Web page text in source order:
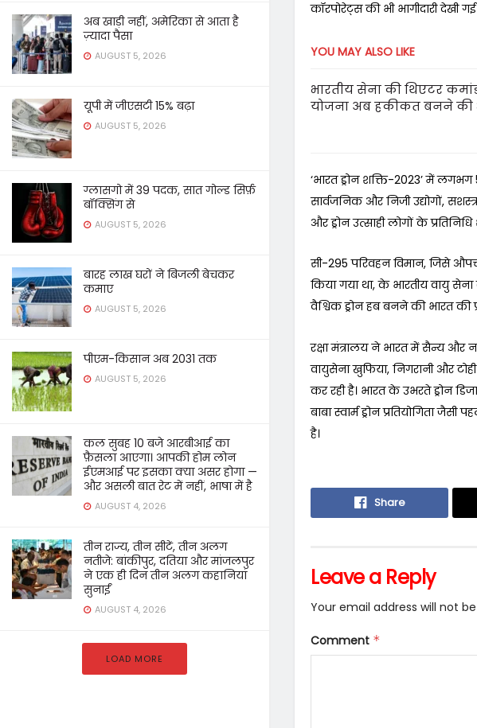
अब खाड़ी नहीं, अमेरिका से आता है
ज़्यादा पैसा
AUGUST 5, 2026
यूपी में जीएसटी 15% बढ़ा
AUGUST 5, 2026
ग्लासगो में 39 पदक, सात गोल्ड सिर्फ़
बॉक्सिंग से
AUGUST 5, 2026
बारह लाख घरों ने बिजली बेचकर
कमाए
AUGUST 5, 2026
पीएम-किसान अब 2031 तक
AUGUST 5, 2026
कल सुबह 10 बजे आरबीआई का
फ़ैसला आएगा। आपकी होम लोन
ईएमआई पर इसका क्या असर होगा —
और असली बात रेट में नहीं, भाषा में है
AUGUST 4, 2026
तीन राज्य, तीन सीटें, तीन अलग
नतीजे: बांकीपुर, दतिया और मांजलपुर
ने एक ही दिन तीन अलग कहानियां
सुनाईं
AUGUST 4, 2026
LOAD MORE
कॉरपोरेट्स की भी भागीदारी देखी
YOU MAY ALSO LIKE
भारतीय सेना की थिएटर
योजना अब हकीकत बनने
‘भारत ड्रोन शक्ति-2023’ में
सार्वजनिक और निजी उद्योगों,
और ड्रोन उत्साही लोगों के
सी-295 परिवहन विमान, जिसे
किया गया था, के भारतीय वायु
वैश्विक ड्रोन हब बनने की भारत
रक्षा मंत्रालय ने भारत में सैन्य और
वायुसेना खुफिया, निगरानी और
कर रही है। भारत के उभरते ड्रोन
बाबा स्वार्म ड्रोन प्रतियोगिता
है।
Share
Leave a Reply
Your email address will not
Comment *